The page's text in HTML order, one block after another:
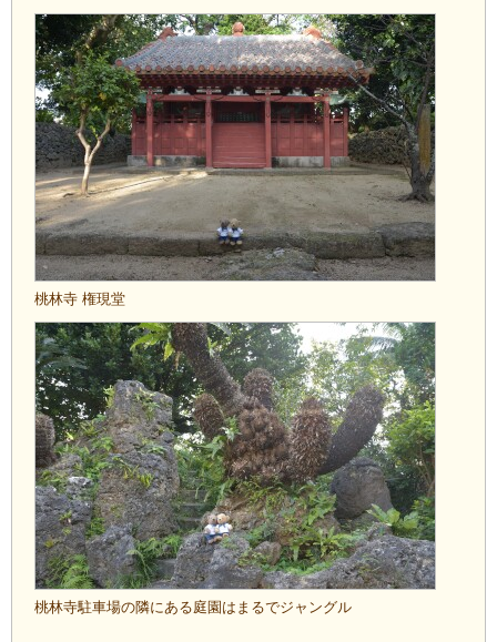
桃林寺 権現堂
桃林寺駐車場の隣にある庭園はまるでジャングル